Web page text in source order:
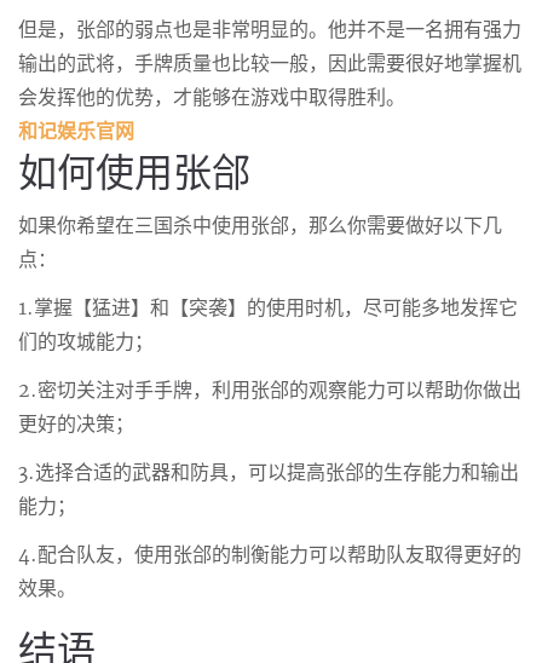
但是，张郃的弱点也是非常明显的。他并不是一名拥有强力
输出的武将，手牌质量也比较一般，因此需要很好地掌握机
会发挥他的优势，才能够在游戏中取得胜利。
和记娱乐官网
如何使用张郃
如果你希望在三国杀中使用张郃，那么你需要做好以下几
点：
1.掌握【猛进】和【突袭】的使用时机，尽可能多地发挥它
们的攻城能力；
2.密切关注对手手牌，利用张郃的观察能力可以帮助你做出
更好的决策；
3.选择合适的武器和防具，可以提高张郃的生存能力和输出
能力；
4.配合队友，使用张郃的制衡能力可以帮助队友取得更好的
效果。
结语